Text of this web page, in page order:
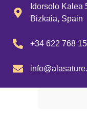
Idorsolo Kalea
Bizkaia, Spain
+34 622 768